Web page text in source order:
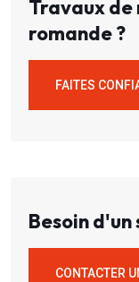
Travaux de
romande ?
FAITES
Besoin
CONTACTER